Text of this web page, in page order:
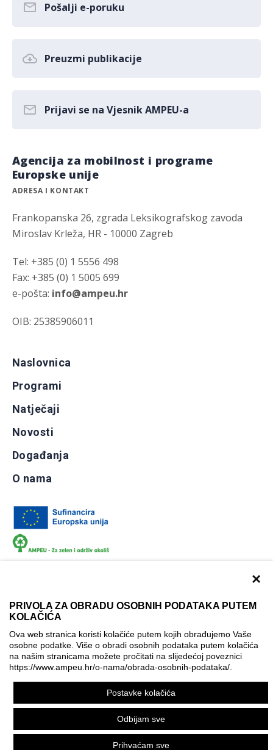
×
PRIVOLA ZA OBRADU OSOBNIH PODATAKA PUTEM
KOLAČIĆA
Ova web stranica koristi kolačiće putem kojih obrađujemo Vaše
osobne podatke. Više o obradi osobnih podataka putem kolačića
na našim stranicama možete pročitati na slijedećoj poveznici
https://www.ampeu.hr/o-nama/obrada-osobnih-podataka/
Postavke kolačića
Odbijam sve
Prihvaćam sve
Pošalji e-poruku
Preuzmi publikacije
Prijavi se na Vjesnik AMPEU-a
Agencija za mobilnost i programe
Europske unije
ADRESA I KONTAKT
Frankopanska 26, zgrada Leksikografskog zavoda
Miroslav Krleža, HR - 10000 Zagreb
Tel: +385 (0) 1 5556 498
Fax: +385 (0) 1 5005 699
e-pošta: info@ampeu.hr
OIB: 25385906011
Naslovnica
Programi
Natječaji
Novosti
Događanja
O nama
Izjava o pristupačnosti
Politika korištenja kolačića
Postavke kolačića
Ova mrežna stranica je ostvarena uz financijsku potporu
Europske komisije. Ona izražava isključivo stajalište autora
mrežne stranice i Komisija se ne može smatrati odgovornom
pri upotrebi informacija koje se na njoj nalaze.